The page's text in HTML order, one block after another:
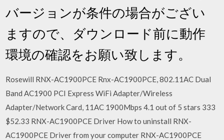
バージョンが条件の場合がござい
ますので、ダウンロード前に動作
環境の確認をお願い致します。
Rosewill RNX-AC1900PCE Rnx-AC1900PCE, 802.11AC Dual
Band AC1900 PCI Express WiFi Adapter/Wireless
Adapter/Network Card, 11AC 1900Mbps 4.1 out of 5 stars 333
$52.33 RNX-AC1900PCE Driver How to uninstall RNX-
AC1900PCE Driver from your computer RNX-AC1900PCE